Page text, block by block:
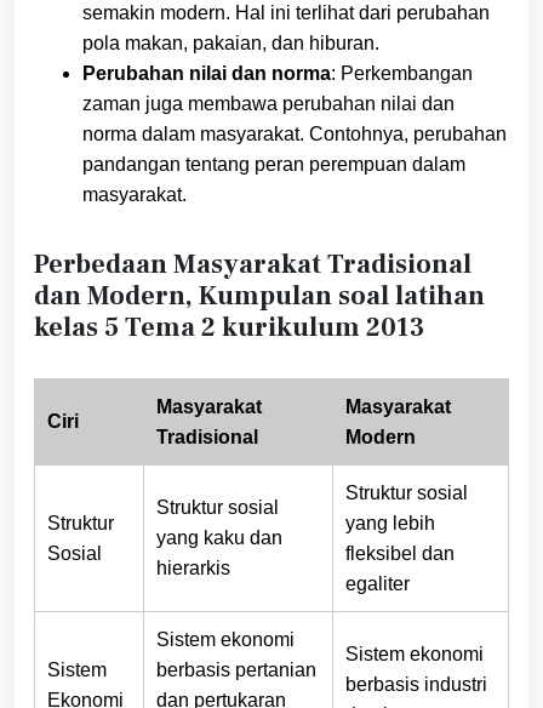
semakin modern. Hal ini terlihat dari perubahan
pola makan, pakaian, dan hiburan.
Perubahan nilai dan norma: Perkembangan
zaman juga membawa perubahan nilai dan
norma dalam masyarakat. Contohnya, perubahan
pandangan tentang peran perempuan dalam
masyarakat.
Perbedaan Masyarakat Tradisional
dan Modern, Kumpulan soal latihan
kelas 5 Tema 2 kurikulum 2013
Ciri
Masyarakat
Tradisional
Masyarakat
Modern
Struktur
Sosial
Struktur sosial
yang kaku dan
hierarkis
Struktur sosial
yang lebih
fleksibel dan
egaliter
Sistem
Ekonomi
Sistem ekonomi
berbasis pertanian
dan pertukaran
Sistem ekonomi
berbasis industri